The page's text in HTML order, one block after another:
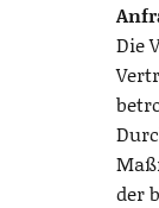
Die
der